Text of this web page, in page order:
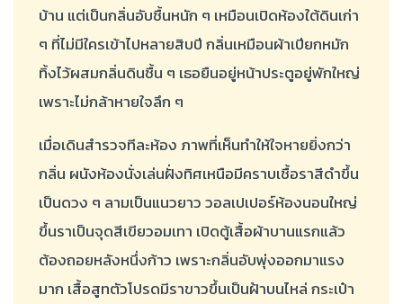
บ้าน แต่เป็นกลิ่นอับชื้นหนัก ๆ เหมือนเปิดห้องใต้ดินเก่า
ๆ ที่ไม่มีใครเข้าไปหลายสิบปี กลิ่นเหมือนผ้าเปียกหมัก
ทิ้งไว้ผสมกลิ่นดินชื้น ๆ เธอยืนอยู่หน้าประตูอยู่พักใหญ่
เพราะไม่กล้าหายใจลึก ๆ
เมื่อเดินสำรวจทีละห้อง ภาพที่เห็นทำให้ใจหายยิ่งกว่า
กลิ่น ผนังห้องนั่งเล่นฝั่งทิศเหนือมีคราบเชื้อราสีดำขึ้น
เป็นดวง ๆ ลามเป็นแนวยาว วอลเปเปอร์ห้องนอนใหญ่
ขึ้นราเป็นจุดสีเขียวอมเทา เปิดตู้เสื้อผ้าบานแรกแล้ว
ต้องถอยหลังหนึ่งก้าว เพราะกลิ่นอับพุ่งออกมาแรง
มาก เสื้อสูทตัวโปรดมีราขาวขึ้นเป็นฝ้าบนไหล่ กระเป๋า